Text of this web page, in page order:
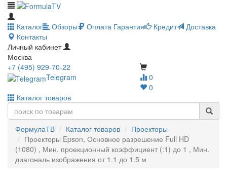
Каталог Обзоры Оплата Гарантия Кредит
Доставка
Контакты
Личный кабинет
Москва
0
0
+7 (495) 929-70-22
Telegram
Каталог товаров
ФормулаТВ Каталог товаров
Проекторы
Проекторы Epson, Основное разрешение Full HD
(1080) , Мин. проекционный коэффициент (:1) до 1 , Мин.
диагональ изображения от 1.1 до 1.5 м